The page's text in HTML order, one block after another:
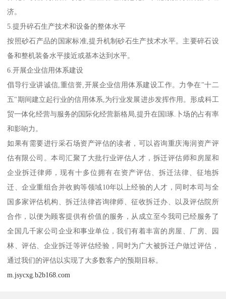
济。
5.提升碎石生产技术和设备的整体水平
按照砂石产品的国家标准,提升机制砂石生产技术水平。主要碎石设
备和整机装备水平接近或基本达到水平。
6.开展企业信用体系建设
倡导行业讲诚信,重信誉,开展企业信用体系建设工作。力争在"十二
五"期间建立起行业的信用体系,为行业发展进步发挥作用。形成科工
贸一体化经营与服务的国际化经营新格局,提升在国l琢.卜场的占有率
和影响力。
如果有需要进行采石场资产评估的读者，可以咨询重庆海润资产评
估有限公司。本司汇聚了大批行业评估人才，拆迁评估师和房屋和
企业拆迁律师，现有十多位拥有在资产评估、拆迁法律、征地拆
迁、企业重组合并收购等领域10年以上经验的人才，同时本司与全
国多家评估机构、拆迁法律咨询律师、征收拆迁办、以及评估院所
合作，以便为顾客提供有价值的服务，从成立至今我司已经服务了
全国几千家公司企业和事业单位，我们有着丰富的房屋、厂房、园
林、评估、企业拆迁等评估经验，同时为广大被拆迁户做过评估，
通过我们的评估以实现了大多数客户的预期目标。
m.jsycxg.b2b168.com